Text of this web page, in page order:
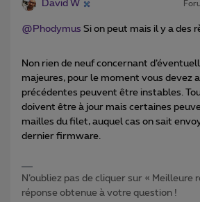
David W
@Phodymus Si on peut mais il y a des
Non rien de neuf concernant
majeures, pour le moment vous devez
précédentes peuvent être instables.
doivent être à jour mais certaines
mailles du filet, auquel cas on sait
dernier firmware.
N’oubliez pas de cliquer sur « Meilleure
réponse obtenue à votre question !